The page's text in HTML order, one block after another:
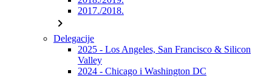
2017./2018.
chevron_right
Delegacije
2025 - Los Angeles, San Francisco & Silicon
Valley
2024 - Chicago i Washington DC